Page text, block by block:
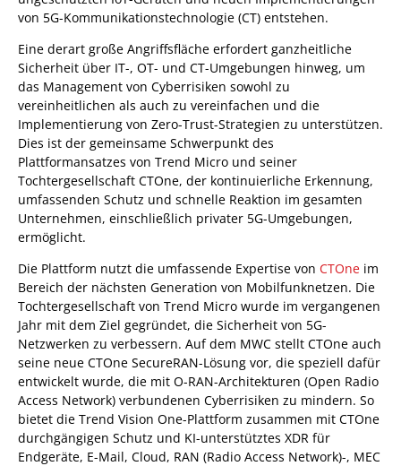
von 5G-Kommunikationstechnologie (CT) entstehen.
Eine derart große Angriffsfläche erfordert ganzheitliche
Sicherheit über IT-, OT- und CT-Umgebungen hinweg, um
das Management von Cyberrisiken sowohl zu
vereinheitlichen als auch zu vereinfachen und die
Implementierung von Zero-Trust-Strategien zu unterstützen.
Dies ist der gemeinsame Schwerpunkt des
Plattformansatzes von Trend Micro und seiner
Tochtergesellschaft CTOne, der kontinuierliche Erkennung,
umfassenden Schutz und schnelle Reaktion im gesamten
Unternehmen, einschließlich privater 5G-Umgebungen,
ermöglicht.
Die Plattform nutzt die umfassende Expertise von CTOne im
Bereich der nächsten Generation von Mobilfunknetzen. Die
Tochtergesellschaft von Trend Micro wurde im vergangenen
Jahr mit dem Ziel gegründet, die Sicherheit von 5G-
Netzwerken zu verbessern. Auf dem MWC stellt CTOne auch
seine neue CTOne SecureRAN-Lösung vor, die speziell dafür
entwickelt wurde, die mit O-RAN-Architekturen (Open Radio
Access Network) verbundenen Cyberrisiken zu mindern. So
bietet die Trend Vision One-Plattform zusammen mit CTOne
durchgängigen Schutz und KI-unterstütztes XDR für
Endgeräte, E-Mail, Cloud, RAN (Radio Access Network)-, MEC